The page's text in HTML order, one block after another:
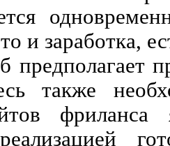
и заработка,
предполагает
также